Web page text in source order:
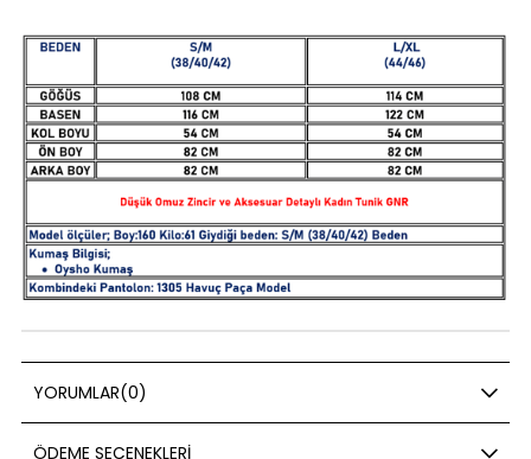
YORUMLAR(0)
ÖDEME SEÇENEKLERI